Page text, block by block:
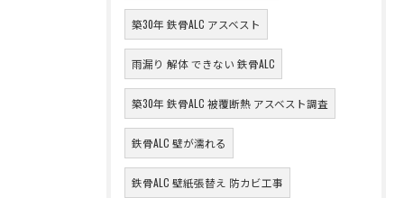
築30年 鉄骨ALC アスベスト
雨漏り 解体 できない 鉄骨ALC
築30年 鉄骨ALC 被覆断熱 アスベスト調査
鉄骨ALC 壁が濡れる
鉄骨ALC 壁紙張替え 防カビ工事